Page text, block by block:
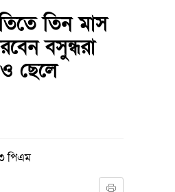
তিন মাস
বসুন্ধরা
ও ছেলে
পিএম